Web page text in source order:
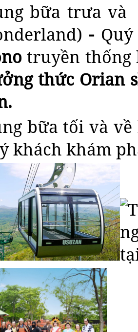
bữa trưa và
-
truyền thống
thức Orian
bữa tối và
khách khám